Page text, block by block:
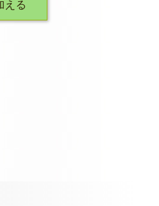
える